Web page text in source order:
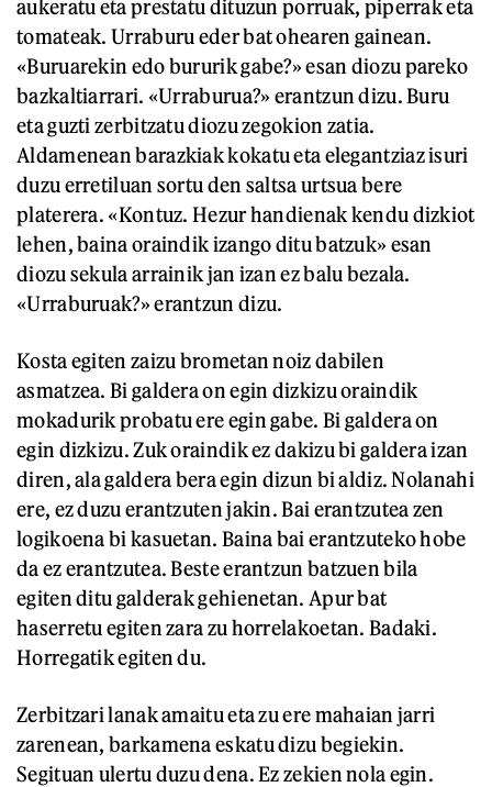
aukeratu eta prestatu dituzun porruak, piperrak eta
tomateak. Urraburu eder bat ohearen gainean.
«Buruarekin edo bururik gabe?» esan diozu pareko
bazkaltiarrari. «Urraburua?» erantzun dizu. Buru
eta guzti zerbitzatu diozu zegokion zatia.
Aldamenean barazkiak kokatu eta elegantziaz isuri
duzu erretiluan sortu den saltsa urtsua bere
platerera. «Kontuz. Hezur handienak kendu dizkiot
lehen, baina oraindik izango ditu batzuk» esan
diozu sekula arrainik jan izan ez balu bezala.
«Urraburuak?» erantzun dizu.
Kosta egiten zaizu brometan noiz dabilen
asmatzea. Bi galdera on egin dizkizu oraindik
mokadurik probatu ere egin gabe. Bi galdera on
egin dizkizu. Zuk oraindik ez dakizu bi galdera izan
diren, ala galdera bera egin dizun bi aldiz. Nolanahi
ere, ez duzu erantzuten jakin. Bai erantzutea zen
logikoena bi kasuetan. Baina bai erantzuteko hobe
da ez erantzutea. Beste erantzun batzuen bila
egiten ditu galderak gehienetan. Apur bat
haserretu egiten zara zu horrelakoetan. Badaki.
Horregatik egiten du.
Zerbitzari lanak amaitu eta zu ere mahaian jarri
zarenean, barkamena eskatu dizu begiekin.
Segituan ulertu duzu dena. Ez zekien nola egin.